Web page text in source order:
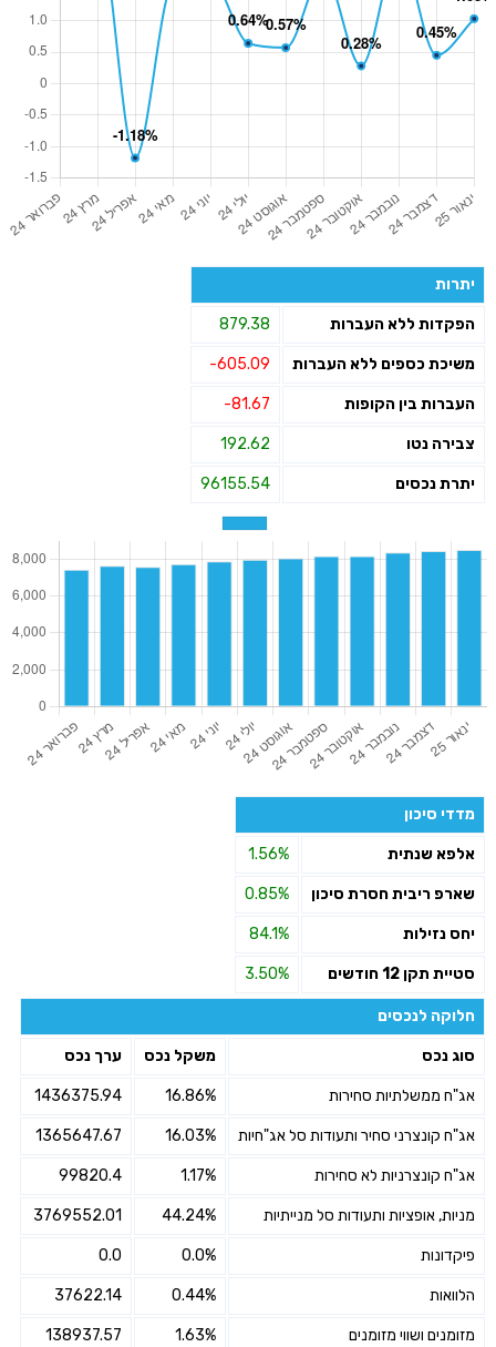
יתרות
הפקדות ללא העברות 879.38
משיכת כספים ללא העברות -605.09
העברות בין הקופות -81.67
צבירה נטו 192.62
יתרת נכסים 96155.54
מדדי סיכון
אלפא שנתית 1.56%
שארפ ריבית חסרת סיכון 0.85%
יחס נזילות 84.1%
סטיית תקן 12 חודשים 3.50%
חלוקה לנכסים
סוג נכס משקל נכס ערך נכס
אג"ח ממשלתיות סחירות 16.86%
1436375.94
אג"ח קונצרני סחיר ותעודות סל אג"חיות 16.03%
1365647.67
אג"ח קונצרניות לא סחירות 1.17%
99820.4
מניות, אופציות ותעודות סל מנייתיות 44.24%
3769552.01
פיקדונות 0.0%
0.0
הלוואות 0.44%
37622.14
מזומנים ושווי מזומנים 1.63%
138937.57